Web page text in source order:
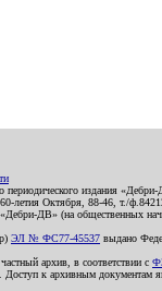
периодического издания
летия Октября, 88-46, т./
«Дебри-ДВ» (на
ЭЛ № ФС77-45537 выдано
архив, в соответствии с
к архивным документам